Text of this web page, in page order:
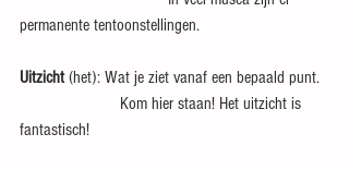
permanente tentoonstellingen.
Uitzicht (het): Wat je ziet vanaf een bepaald punt.
fantastisch!